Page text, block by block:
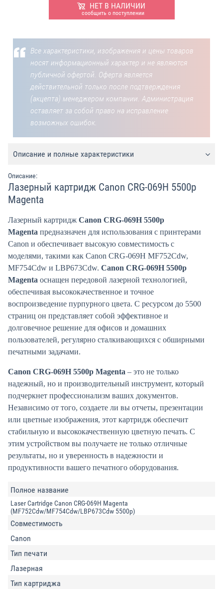
НЕТ В НАЛИЧИИ
сообщить о поступлении
Все характеристики, изображения и цены товаров
носят информационный характер и не являются
публичной офертой. Оферта является
действительной только после подтверждения
(акцепта) менеджером компании. Администрация
оставляет за собой право на исправление
возможных ошибок.
Описание и полные характеристики
Описание:
Лазерный картридж Canon CRG-069H 5500p
Magenta
Лазерный картридж Canon CRG-069H 5500p
Magenta предназначен для использования с принтерами
Canon и обеспечивает высокую совместимость с
моделями, такими как Canon CRG-069H MF752Cdw,
MF754Cdw и LBP673Cdw. Canon CRG-069H 5500p
Magenta оснащен передовой лазерной технологией,
обеспечивая высококачественное и точное
воспроизведение пурпурного цвета. С ресурсом до 5500
страниц он представляет собой эффективное и
долговечное решение для офисов и домашних
пользователей, регулярно сталкивающихся с обширными
печатными задачами.
Canon CRG-069H 5500p Magenta – это не только
надежный, но и производительный инструмент, который
подчеркнет профессионализм ваших документов.
Независимо от того, создаете ли вы отчеты, презентации
или цветные изображения, этот картридж обеспечит
стабильную и высококачественную цветную печать. С
этим устройством вы получаете не только отличные
результаты, но и уверенность в надежности и
продуктивности вашего печатного оборудования.
Полное название
Laser Cartridge Canon CRG-069H Magenta
(MF752Cdw/MF754Cdw/LBP673Cdw 5500p)
Совместимость
Canon
Тип печати
Лазерная
Тип картриджа